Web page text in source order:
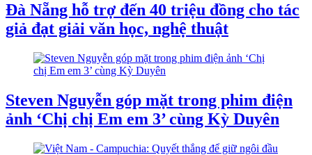
Đà Nẵng hỗ trợ đến 40 triệu đồng cho tác
giả đạt giải văn học, nghệ thuật
Steven Nguyễn góp mặt trong phim điện
ảnh ‘Chị chị Em em 3’ cùng Kỳ Duyên